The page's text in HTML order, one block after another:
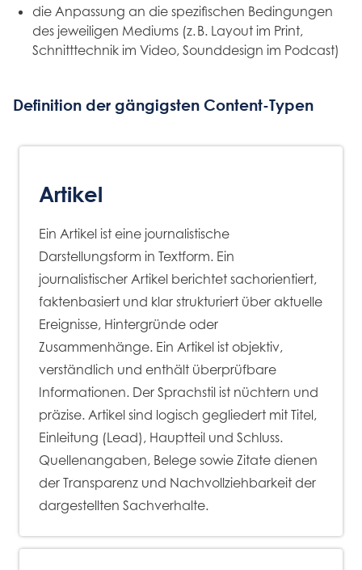
die Anpassung an die spezifischen Bedingungen
des jeweiligen Mediums (z. B. Layout im Print,
Schnitttechnik im Video, Sounddesign im Podcast)
Definition der gängigsten Content-Typen
Artikel
Ein Artikel ist eine journalistische
Darstellungsform in Textform. Ein
journalistischer Artikel berichtet sachorientiert,
faktenbasiert und klar strukturiert über aktuelle
Ereignisse, Hintergründe oder
Zusammenhänge. Ein Artikel ist objektiv,
verständlich und enthält überprüfbare
Informationen. Der Sprachstil ist nüchtern und
präzise. Artikel sind logisch gegliedert mit Titel,
Einleitung (Lead), Hauptteil und Schluss.
Quellenangaben, Belege sowie Zitate dienen
der Transparenz und Nachvollziehbarkeit der
dargestellten Sachverhalte.